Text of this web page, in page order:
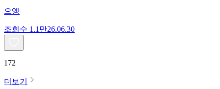
으앵
조회수 1.1만26.06.30
172
더보기